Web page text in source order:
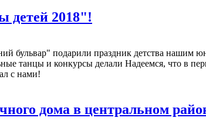
детей 2018"!
бульвар" подарили праздник детства
танцы и конкурсы делали Надеемся, что в
с нами!
дома в центральном